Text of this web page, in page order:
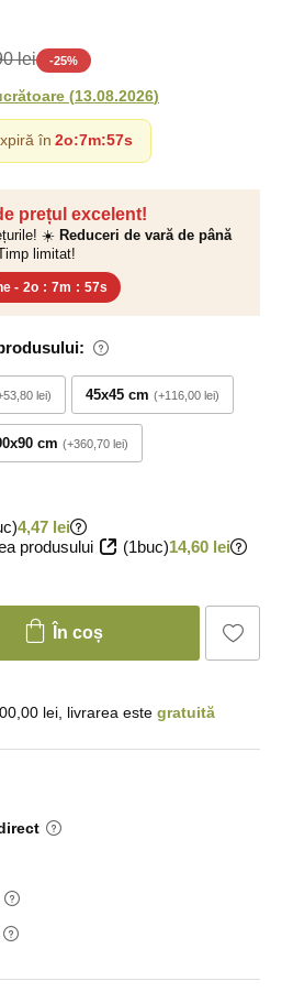
prețul excelent!
☀️ Reduceri de vară de până
limitat!
- 2o : 7m : 56s
+53,80 lei 45x45 cm +116,00 lei
cm +360,70 lei
lei -25%
(13.08.2026)
în 2o:7m:56s
4,47 lei
produsului
(1buc)14,60 lei
În coș
lei, livrarea este gratuită